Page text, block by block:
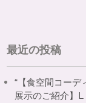
最近の投稿
“【食空間コーデ
展示のご紹介】